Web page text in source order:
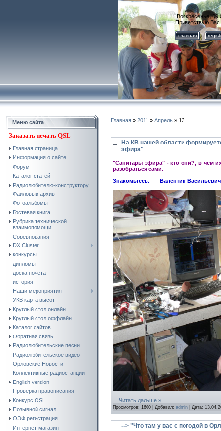
Воскресенье,
Приветствую Вас
главная
Меню сайта
Заказать печать QSL
Главная страница
Информация о сайте
Форум
Каталог статей
Радиолюбителю-конструктору
Файловый архив
Фотоальбомы
Гостевая книга
Рубрика технической
взаимопомощи
Соревнования
DX Cluster
конкурсы
дипломы
доска почета
история
Наши мероприятия
УКВ карта высот
Круглый стол онлайн
Круглый стол оффлайн
Каталог сайтов
Обратная связь
Радиолюбительские песни
Радиолюбительское видео
Орловские Новости
Коллективные радиостанции
English version
Проверка правописания
Конкурс QSL
Позывной сигнал
ОЭФ регистрация
Интернет-магазин
Главная » 2011 » Апрель » 13
На КВ нашей области
эфира"
"Санитары эфира" - кто они?, в чем
разобраться сами.
Знакомьтесь. Валентин Васильевич
Читать дальше »
Просмотров: 1600 Добавил: admin Дата:
--> "Что там у вас с погодой в